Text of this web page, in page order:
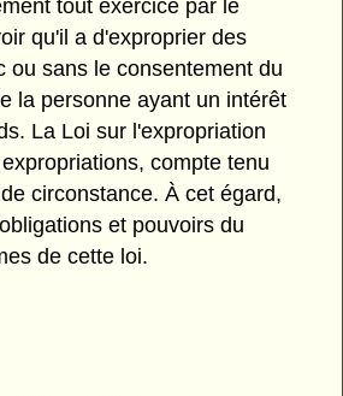
tout exercice par le
qu'il a d'exproprier des
ou sans le consentement du
la personne ayant un intérêt
La Loi sur l'expropriation
compte tenu
circonstance. À cet égard,
et pouvoirs du
de cette loi.